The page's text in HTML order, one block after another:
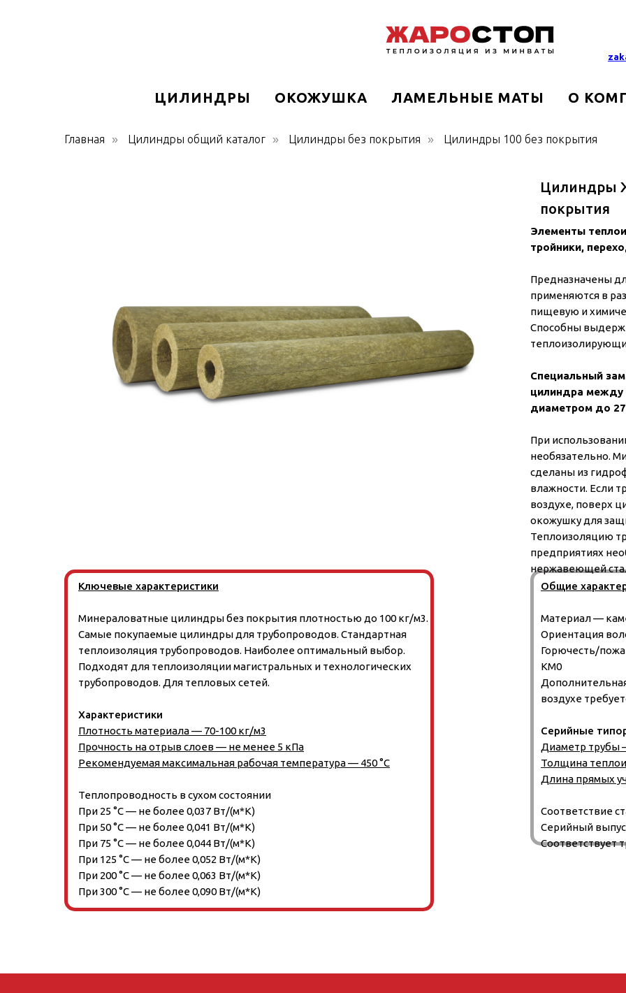
ЦИЛИНДРЫ ОКОЖУШКА ЛАМЕЛЬНЫЕ МАТЫ О
Главная » Цилиндры общий каталог » Цилиндры без покрытия » Цилиндры 100 без покрытия
Цилиндры
покрытия
Элементы
тройники,
Предназначены
применяются в
пищевую и
Способны
Специальный
цилиндра между
диаметром до
При
необязательно.
сделаны из
влажности. Если
воздухе, поверх
окожушку для
Теплоизоляцию
предприятиях
нержавеющей
Ключевые характеристики
Минераловатные цилиндры без покрытия плотностью до 100 кг/м3.
Самые покупаемые цилиндры для трубопроводов. Стандартная
теплоизоляция трубопроводов. Наиболее оптимальный выбор.
Подходят для теплоизоляции магистральных и технологических
трубопроводов. Для тепловых сетей.
Характеристики
Плотность материала — 70-100 кг/м3
Прочность на отрыв слоев — не менее 5 кПа
Рекомендуемая максимальная рабочая температура — 450 °C
Теплопроводность в сухом состоянии
При 25 °C — не более 0,037 Вт/(м*К)
При 50 °C — не более 0,041 Вт/(м*К)
При 75 °C — не более 0,044 Вт/(м*К)
При 125 °C — не более 0,052 Вт/(м*К)
При 200 °C — не более 0,063 Вт/(м*К)
При 300 °C — не более 0,090 Вт/(м*К)
Общие
Материал —
Ориентация
Горючесть/
КМ0
воздухе
Серийные
Диаметр трубы
Толщина
Длина прямых
Соответствие
Серийный
Соответствует